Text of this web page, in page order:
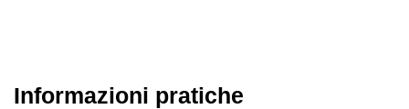
Informazioni pratiche